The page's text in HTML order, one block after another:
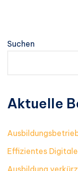
Suchen
Aktuelle
Effizientes
Ausbildung